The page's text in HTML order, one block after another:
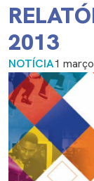
2013
NOTÍCIA1